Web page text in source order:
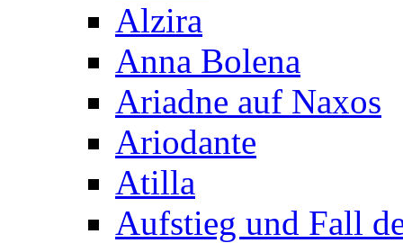
Alzira
Anna Bolena
Ariadne auf Naxos
Ariodante
Atilla
Aufstieg und Fall